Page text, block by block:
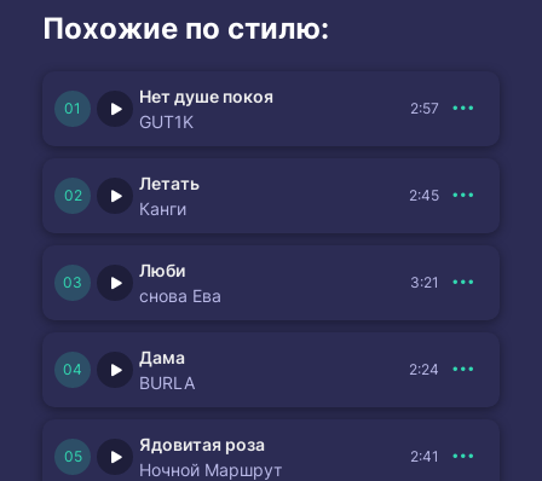
Похожие по стилю:
Нет душе покоя
GUT1K
2:57
Летать
Канги
2:45
Люби
снова Ева
3:21
Дама
BURLA
2:24
Ядовитая роза
Ночной Маршрут
2:41